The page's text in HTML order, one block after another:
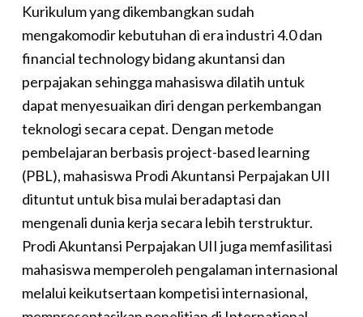
Kurikulum yang dikembangkan sudah
mengakomodir kebutuhan di era industri 4.0 dan
financial technology bidang akuntansi dan
perpajakan sehingga mahasiswa dilatih untuk
dapat menyesuaikan diri dengan perkembangan
teknologi secara cepat. Dengan metode
pembelajaran berbasis project-based learning
(PBL), mahasiswa Prodi Akuntansi Perpajakan UII
dituntut untuk bisa mulai beradaptasi dan
mengenali dunia kerja secara lebih terstruktur.
Prodi Akuntansi Perpajakan UII juga memfasilitasi
mahasiswa memperoleh pengalaman internasional
melalui keikutsertaan kompetisi internasional,